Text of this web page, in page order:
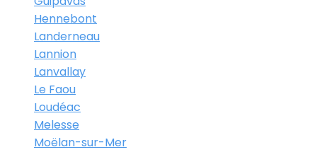
Hennebont
Landerneau
Lannion
Lanvallay
Le Faou
Loudéac
Melesse
Moëlan-sur-Mer